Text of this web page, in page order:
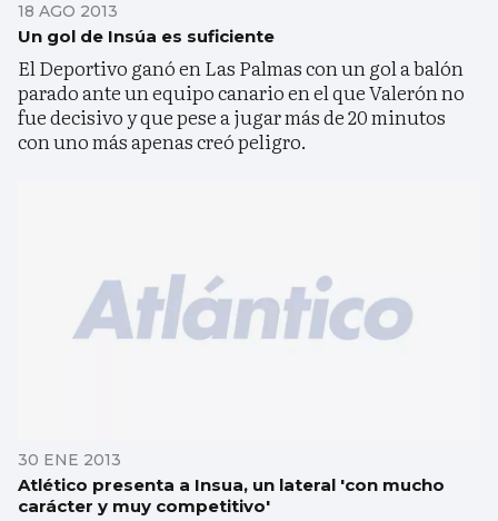
18 AGO 2013
Un gol de Insúa es suficiente
El Deportivo ganó en Las Palmas con un gol a balón
parado ante un equipo canario en el que Valerón no
fue decisivo y que pese a jugar más de 20 minutos
con uno más apenas creó peligro.
30 ENE 2013
Atlético presenta a Insua, un lateral 'con mucho
carácter y muy competitivo'